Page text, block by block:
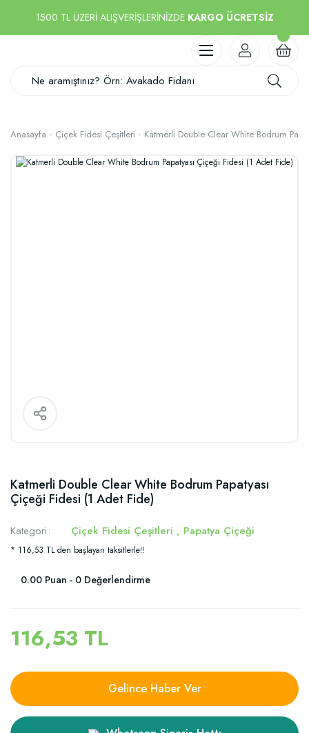
1500 TL ÜZERİ ALIŞVERİŞLERİNİZDE KARGO ÜCRETSİZ
Anasayfa Çiçek Fidesi Çeşitleri Katmerli Double Clear White Bodrum
Katmerli Double Clear White Bodrum Papatyası
Çiçeği Fidesi (1 Adet Fide)
Kategori Çiçek Fidesi Çeşitleri , Papatya Çiçeği
* 116,53 TL den başlayan taksitlerle!!
0.00 Puan - 0 Değerlendirme
116,53 TL
Gelince Haber Ver